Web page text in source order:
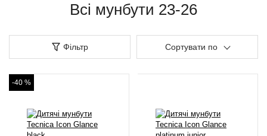
Всі мунбути 23-26
Фільтр Сортувати по
-40 %